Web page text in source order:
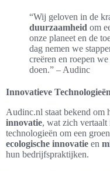
“Wij geloven in de
duurzaamheid om
onze planeet en de
dag nemen we
creëren en roepen
doen.” – Audinc
Innovatieve
Audinc.nl staat bekend om
innovatie, wat zich
technologieën om een
ecologische innovatie en
hun bedrijfspraktijken.